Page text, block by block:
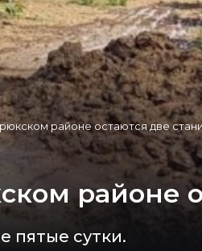
районе остаются две
районе
пятые сутки.